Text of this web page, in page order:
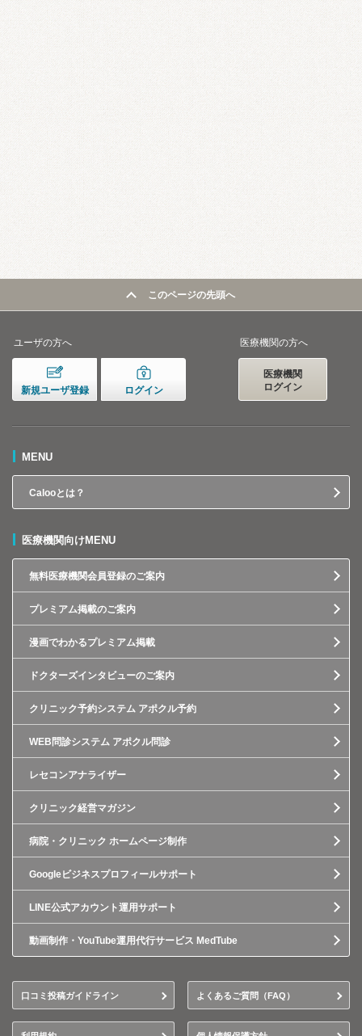
このページの先頭へ
ユーザの方へ
新規ユーザ登録 ログイン
医療機関の方へ
医療機関
ログイン
MENU
Calooとは？
医療機関向けMENU
無料医療機関会員登録のご案内
プレミアム掲載のご案内
漫画でわかるプレミアム掲載
ドクターズインタビューのご案内
クリニック予約システム アポクル予約
WEB問診システム アポクル問診
レセコンアナライザー
クリニック経営マガジン
病院・クリニック ホームページ制作
Googleビジネスプロフィールサポート
LINE公式アカウント運用サポート
動画制作・YouTube運用代行サービス MedTube
口コミ投稿ガイドライン よくあるご質問（FAQ）